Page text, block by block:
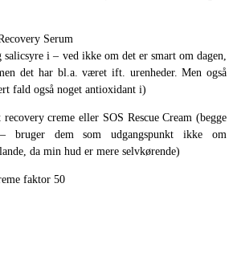
Serum
i – ved ikke om det er smart om dagen,
det har bl.a. været ift. urenheder. Men også
fald også noget antioxidant i)
creme eller SOS Rescue Cream (begge
– bruger dem som udgangspunkt ikke om
da min hud er mere selvkørende)
faktor 50